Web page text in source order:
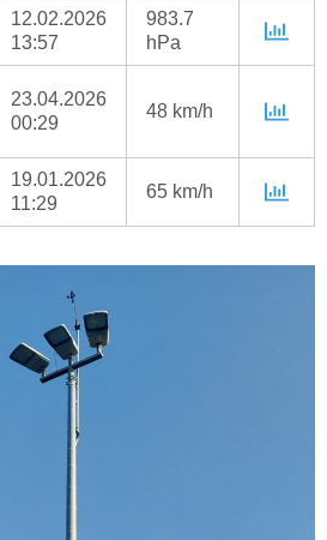
12.02.2026
13:57
983.7
hPa
23.04.2026
00:29
48 km/h
19.01.2026
11:29
65 km/h